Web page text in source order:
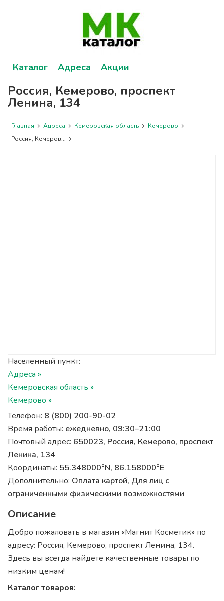
Каталог Адреса Акции
Россия, Кемерово, проспект
Ленина, 134
Главная Адреса Кемеровская область
Кемерово
Россия, Кемеров...
Населенный пункт:
Адреса »
Кемеровская область »
Кемерово »
Телефон: 8 (800) 200-90-02
Время работы: ежедневно, 09:30–21:00
Почтовый адрес: 650023, Россия, Кемерово, проспект
Ленина, 134
Координаты: 55.348000°N, 86.158000°E
Дополнительно: Оплата картой, Для лиц с
ограниченными физическими возможностями
Описание
Добро пожаловать в магазин «Магнит Косметик» по
адресу: Россия, Кемерово, проспект Ленина, 134.
Здесь вы всегда найдете качественные товары по
низким ценам!
Каталог товаров: